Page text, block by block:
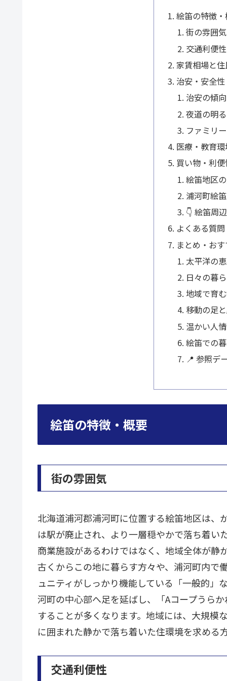
絵笛の特徴
街の雰囲気
交通利便性
家賃相場と住
治安・安全性
治安の傾向
夜道の明
ファミリ
医療・教育
買い物・利
絵笛地区
浦河町絵
👇 絵笛周
よくある質問
まとめ・お
太平洋の
日々の暮
地域で育
移動の足
温かい人
絵笛での
📍 参照デ
絵笛の特徴・概要
街の雰囲気
北海道浦河郡浦河町に位置する絵笛地区は、
は駅が廃止され、より一層穏やかで落ち着い
商業施設があるわけではなく、地域全体が静
古くからこの地に暮らす方々や、浦河町内で
ュニティがしっかり機能している「一般的」
河町の中心部へ足を延ばし、「Aコープうら
することが多くなります。地域には、大規模
に囲まれた静かで落ち着いた住環境を求める
交通利便性